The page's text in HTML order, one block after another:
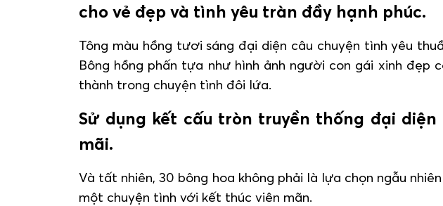
cho vẻ đẹp và tình yêu tràn đầy hạnh phúc.
Tông màu hồng tươi sáng đại diện câu chuyện tình yêu
Bông hồng phấn tựa như hình ảnh người con gái xinh
thành trong chuyện tình đôi lứa.
Sử dụng kết cấu tròn truyền thống đại
mãi.
Và tất nhiên, 30 bông hoa không phải là lựa chọn ngẫu
một chuyện tình với kết thúc viên mãn.